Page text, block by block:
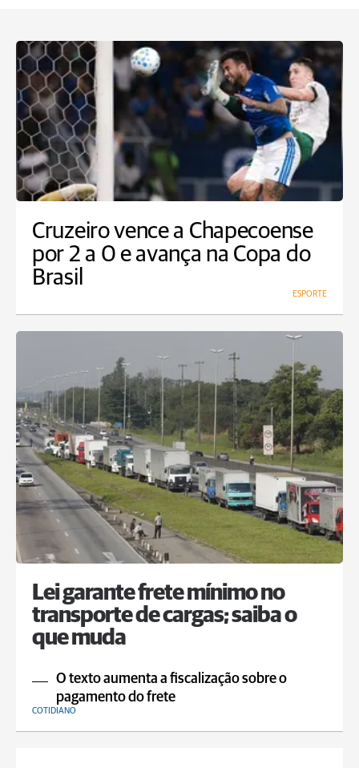
Cruzeiro vence a Chapecoense
por 2 a 0 e avança na Copa do
Brasil
ESPORTE
Lei garante frete mínimo no
transporte de cargas; saiba o
que muda
O texto aumenta a fiscalização sobre o
pagamento do frete
COTIDIANO